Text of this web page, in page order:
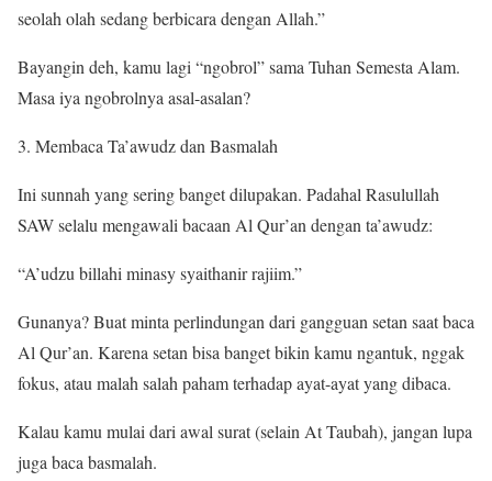
seolah olah sedang berbicara dengan Allah.”
Bayangin deh, kamu lagi “ngobrol” sama Tuhan Semesta Alam.
Masa iya ngobrolnya asal-asalan?
Membaca Ta’awudz dan Basmalah
Ini sunnah yang sering banget dilupakan. Padahal Rasulullah
SAW selalu mengawali bacaan Al Qur’an dengan ta’awudz:
“A’udzu billahi minasy syaithanir rajiim.”
Gunanya? Buat minta perlindungan dari gangguan setan saat baca
Al Qur’an. Karena setan bisa banget bikin kamu ngantuk, nggak
fokus, atau malah salah paham terhadap ayat-ayat yang dibaca.
Kalau kamu mulai dari awal surat (selain At Taubah), jangan lupa
juga baca basmalah.